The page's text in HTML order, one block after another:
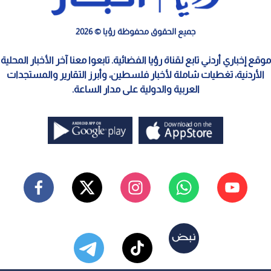
جميع الحقوق محفوظة رؤيا © 2026
موقع إخباري أردني تابع لقناة رؤيا الفضائية. تابعوا معنا آخر الأخبار المحلية
الأردنية، تغطيات شاملة لأخبار فلسطين، وأبرز التقارير والمستجدات
العربية والدولية على مدار الساعة.